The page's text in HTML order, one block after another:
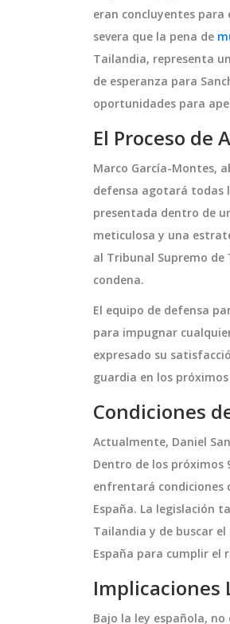
eran concluyentes
severa que la pena de
Tailandia, representa
de esperanza para
oportunidades para
El Proceso de
Marco García-Montes,
defensa agotará todas
presentada dentro de
meticulosa y una
al Tribunal Supremo
condena.
El equipo de defensa
para impugnar
expresado su
guardia en los
Condiciones
Actualmente, Daniel
Dentro de los próximos
enfrentará condiciones
España. La legislación
Tailandia y de buscar
España para cumplir el
Implicaciones
Bajo la ley española,
del Real Madrid,
CIENCIA Y
La
¿Mito o
La